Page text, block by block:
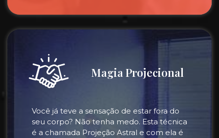
Magia Projecional
Você já teve a sensação de estar fora do
seu corpo? Não tenha medo. Esta técnica
é a chamada Projeção Astral e com ela é